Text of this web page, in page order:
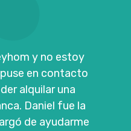
y no estoy
en contacto
alquilar una
Daniel fue la
de ayudarme